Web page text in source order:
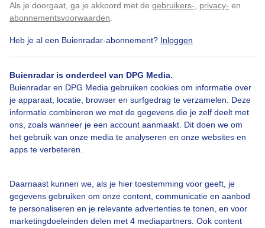
Als je doorgaat, ga je akkoord met de gebruikers- privacy- en
abonnementsvoorwaarden
Heb je al een Buienradar-abonnement? Inloggen
Buienradar is onderdeel van DPG Media.
Buienradar en DPG Media gebruiken cookies om informatie over
je apparaat, locatie, browser en surfgedrag te verzamelen. Deze
informatie combineren we met de gegevens die je zelf deelt met
ons, zoals wanneer je een account aanmaakt. Dit doen we om
het gebruik van onze media te analyseren en onze websites en
apps te verbeteren.
Daarnaast kunnen we, als je hier toestemming voor geeft, je
gegevens gebruiken om onze content, communicatie en aanbod
te personaliseren en je relevante advertenties te tonen, en voor
marketingdoeleinden delen met 4 mediapartners. Ook content
Bekijk slideshow
Een moment geduld aub...
Klik hierom dit aan te passen